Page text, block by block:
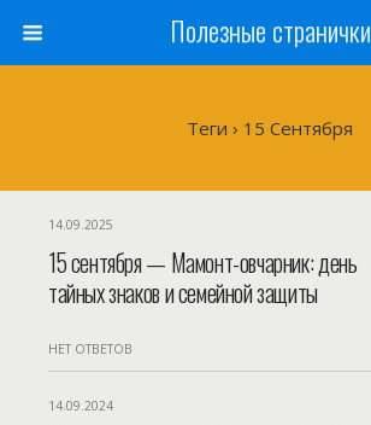
Полезные странички
Теги › 15 Сентября
14.09.2025
15 сентября — Мамонт-овчарник: день
тайных знаков и семейной защиты
НЕТ ОТВЕТОВ
14.09.2024